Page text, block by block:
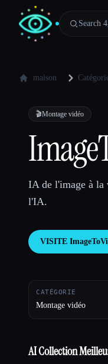
Search
maison
🎬Montage vidéo
IA de l'image à la
l'IA.
VISITE
CATÉGORIE
Montage vidéo
AI Collection